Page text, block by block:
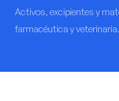
Activos, excipientes y
farmacéutica y veterinaria.